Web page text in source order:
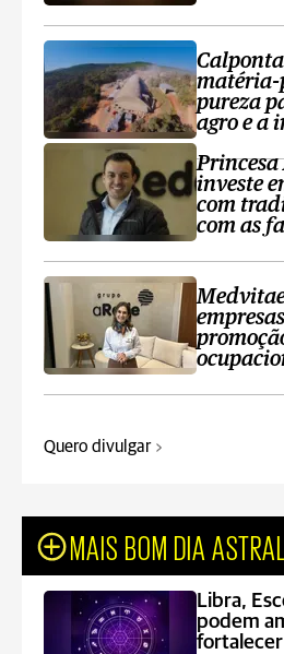
matéria-
pureza
agro e a
Princesa
investe
com
com as
Quero divulgar
MAIS BOM DIA ASTRAL
Libra,
podem
fortalecer